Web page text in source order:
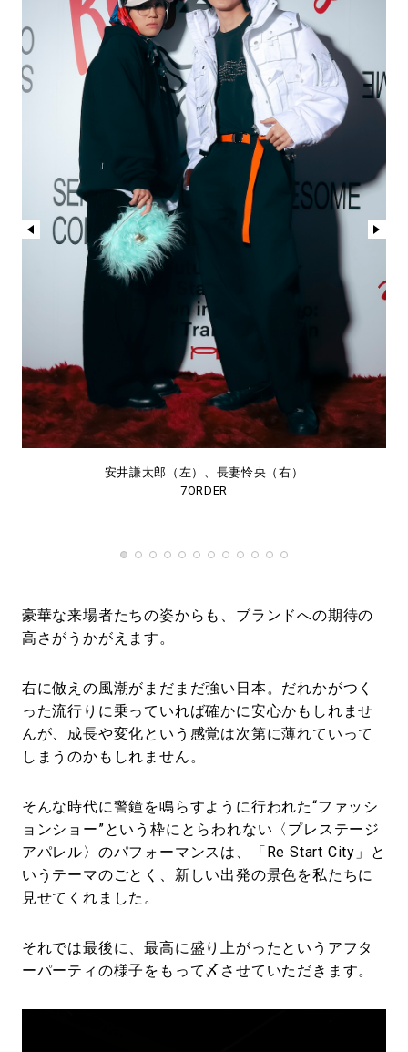
安井謙太郎（左）、長妻怜央（右）
7ORDER
豪華な来場者たちの姿からも、ブランドへの期待の
高さがうかがえます。
右に倣えの風潮がまだまだ強い日本。だれかがつく
った流行りに乗っていれば確かに安心かもしれませ
んが、成長や変化という感覚は次第に薄れていって
しまうのかもしれません。
そんな時代に警鐘を鳴らすように行われた“ファッシ
ョンショー”という枠にとらわれない〈プレステージ
アパレル〉のパフォーマンスは、「Re Start City」と
いうテーマのごとく、新しい出発の景色を私たちに
見せてくれました。
それでは最後に、最高に盛り上がったというアフタ
ーパーティの様子をもって〆させていただきます。